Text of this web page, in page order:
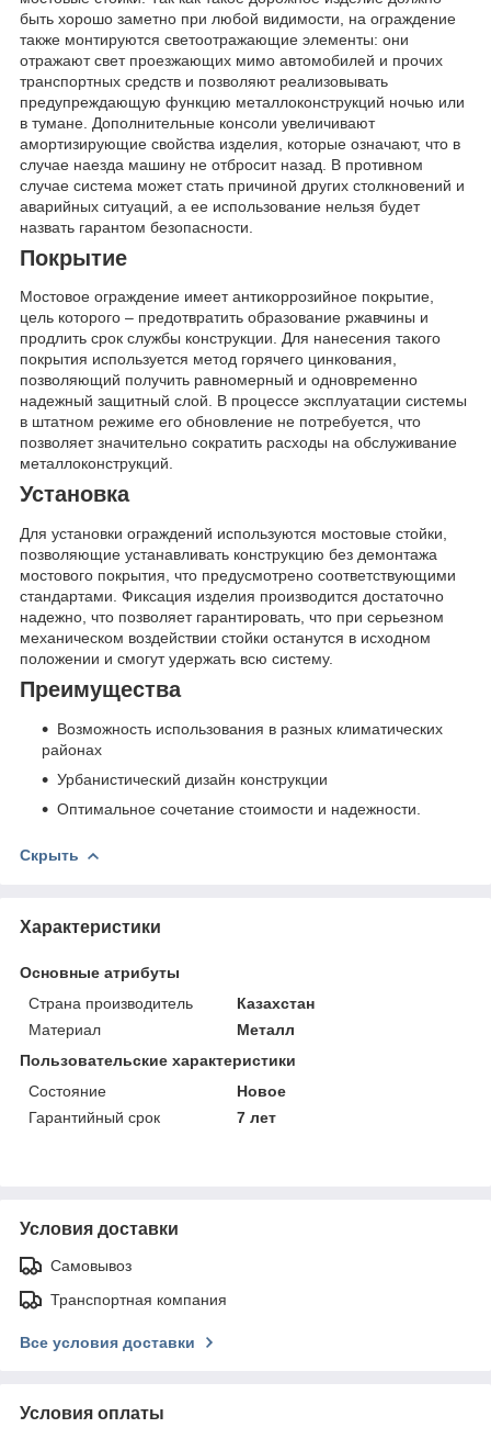
быть хорошо заметно при любой видимости, на ограждение
также монтируются светоотражающие элементы: они
отражают свет проезжающих мимо автомобилей и прочих
транспортных средств и позволяют реализовывать
предупреждающую функцию металлоконструкций ночью или
в тумане. Дополнительные консоли увеличивают
амортизирующие свойства изделия, которые означают, что в
случае наезда машину не отбросит назад. В противном
случае система может стать причиной других столкновений и
аварийных ситуаций, а ее использование нельзя будет
назвать гарантом безопасности.
Покрытие
Мостовое ограждение имеет антикоррозийное покрытие,
цель которого – предотвратить образование ржавчины и
продлить срок службы конструкции. Для нанесения такого
покрытия используется метод горячего цинкования,
позволяющий получить равномерный и одновременно
надежный защитный слой. В процессе эксплуатации системы
в штатном режиме его обновление не потребуется, что
позволяет значительно сократить расходы на обслуживание
металлоконструкций.
Установка
Для установки ограждений используются мостовые стойки,
позволяющие устанавливать конструкцию без демонтажа
мостового покрытия, что предусмотрено соответствующими
стандартами. Фиксация изделия производится достаточно
надежно, что позволяет гарантировать, что при серьезном
механическом воздействии стойки останутся в исходном
положении и смогут удержать всю систему.
Преимущества
Возможность использования в разных климатических
районах
Урбанистический дизайн конструкции
Оптимальное сочетание стоимости и надежности.
Скрыть
Характеристики
Основные атрибуты
Страна производитель
Казахстан
Материал
Металл
Пользовательские характеристики
Состояние
Новое
Гарантийный срок
7 лет
Условия доставки
Самовывоз
Транспортная компания
Все условия доставки
Условия оплаты